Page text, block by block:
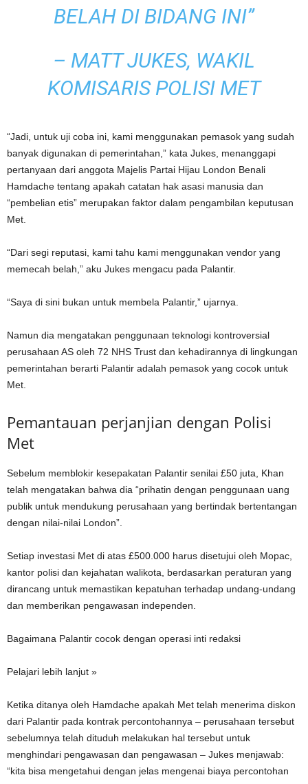
BELAH DI BIDANG INI”
– MATT JUKES, WAKIL
KOMISARIS POLISI MET
“Jadi, untuk uji coba ini, kami menggunakan pemasok yang sudah
banyak digunakan di pemerintahan,” kata Jukes, menanggapi
pertanyaan dari anggota Majelis Partai Hijau London Benali
Hamdache tentang apakah catatan hak asasi manusia dan
“pembelian etis” merupakan faktor dalam pengambilan keputusan
Met.
“Dari segi reputasi, kami tahu kami menggunakan vendor yang
memecah belah,” aku Jukes mengacu pada Palantir.
“Saya di sini bukan untuk membela Palantir,” ujarnya.
Namun dia mengatakan penggunaan teknologi kontroversial
perusahaan AS oleh 72 NHS Trust dan kehadirannya di lingkungan
pemerintahan berarti Palantir adalah pemasok yang cocok untuk
Met.
Pemantauan perjanjian dengan Polisi
Met
Sebelum memblokir kesepakatan Palantir senilai £50 juta, Khan
telah mengatakan bahwa dia “prihatin dengan penggunaan uang
publik untuk mendukung perusahaan yang bertindak bertentangan
dengan nilai-nilai London”.
Setiap investasi Met di atas £500.000 harus disetujui oleh Mopac,
kantor polisi dan kejahatan walikota, berdasarkan peraturan yang
dirancang untuk memastikan kepatuhan terhadap undang-undang
dan memberikan pengawasan independen.
Bagaimana Palantir cocok dengan operasi inti redaksi
Pelajari lebih lanjut »
Ketika ditanya oleh Hamdache apakah Met telah menerima diskon
dari Palantir pada kontrak percontohannya – perusahaan tersebut
sebelumnya telah dituduh melakukan hal tersebut untuk
menghindari pengawasan dan pengawasan – Jukes menjawab:
“kita bisa mengetahui dengan jelas mengenai biaya percontohan